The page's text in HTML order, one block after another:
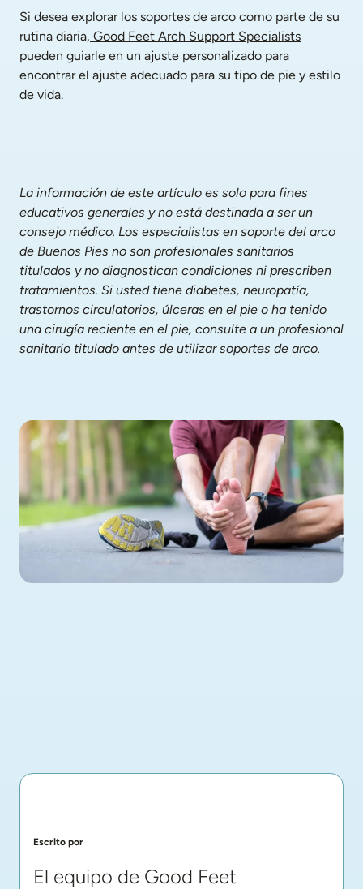
Si desea explorar los soportes de arco como parte de su
rutina diaria, Good Feet Arch Support Specialists
pueden guiarle en un ajuste personalizado para
encontrar el ajuste adecuado para su tipo de pie y estilo
de vida.
La información de este artículo es solo para fines
educativos generales y no está destinada a ser un
consejo médico. Los especialistas en soporte del arco
de Buenos Pies no son profesionales sanitarios
titulados y no diagnostican condiciones ni prescriben
tratamientos. Si usted tiene diabetes, neuropatía,
trastornos circulatorios, úlceras en el pie o ha tenido
una cirugía reciente en el pie, consulte a un profesional
sanitario titulado antes de utilizar soportes de arco.
Escrito por
El equipo de Good Feet